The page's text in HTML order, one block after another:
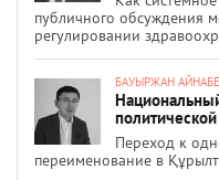
публичного обсуждения
регулировании
БАУЫРЖАН
Переход к
переименование в